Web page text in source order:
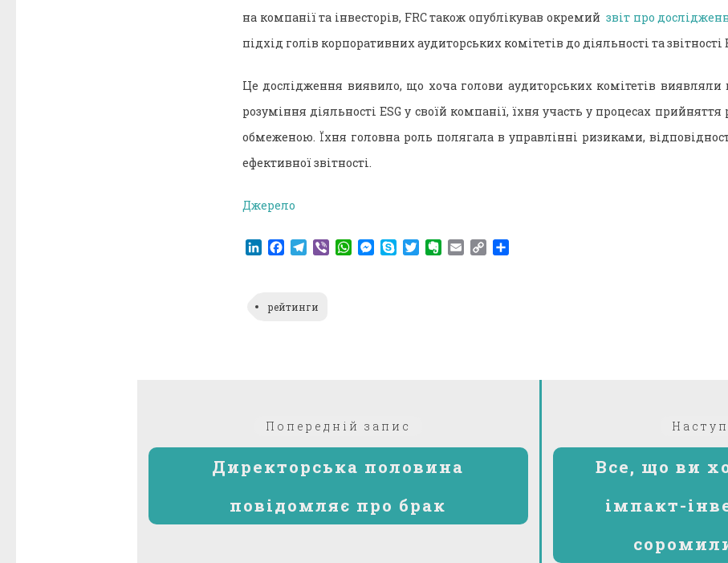
на компанії та інвесторів, FRC також опублікував окремий звіт про
підхід голів корпоративних аудиторських комітетів до діяльності та звітності
Це дослідження виявило, що хоча голови аудиторських комітетів виявляли
розуміння діяльності ESG у своїй компанії, їхня участь у процесах
обмеженою. Їхня головна роль полягала в управлінні ризиками,
ефективної звітності.
Джерело
LinkedIn
Facebook
Telegram
ViberWhatsApp
Messenger
SkypeTwitterEvernote
EmailCopy
рейтинги
Попередній запис
Директорська половина
повідомляє про брак
Все, що ви
імпакт-